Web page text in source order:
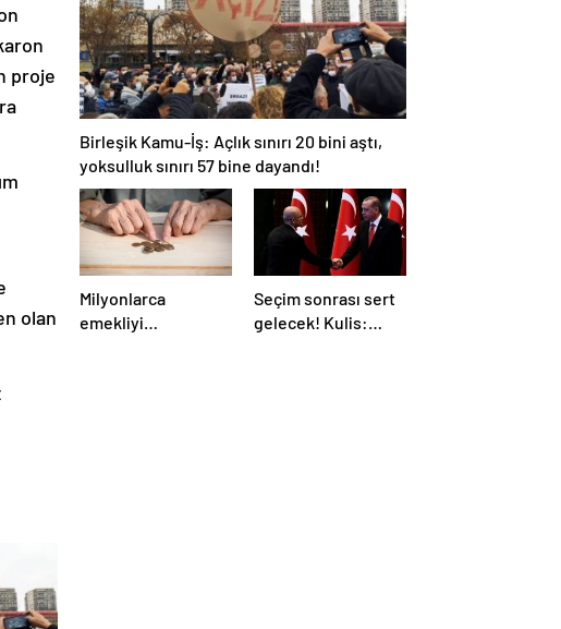
proje
olan
Birleşik Kamu-İş: Açlık sınırı 20 bini aştı,
yoksulluk sınırı 57 bine dayandı!
Milyonlarca
emekliyi
Seçim sonrası sert
gelecek! Kulis: